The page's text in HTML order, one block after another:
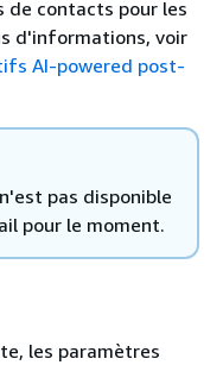
de contacts pour les
d'informations, voir
AI-powered post-
pas disponible
pour le moment.
les paramètres